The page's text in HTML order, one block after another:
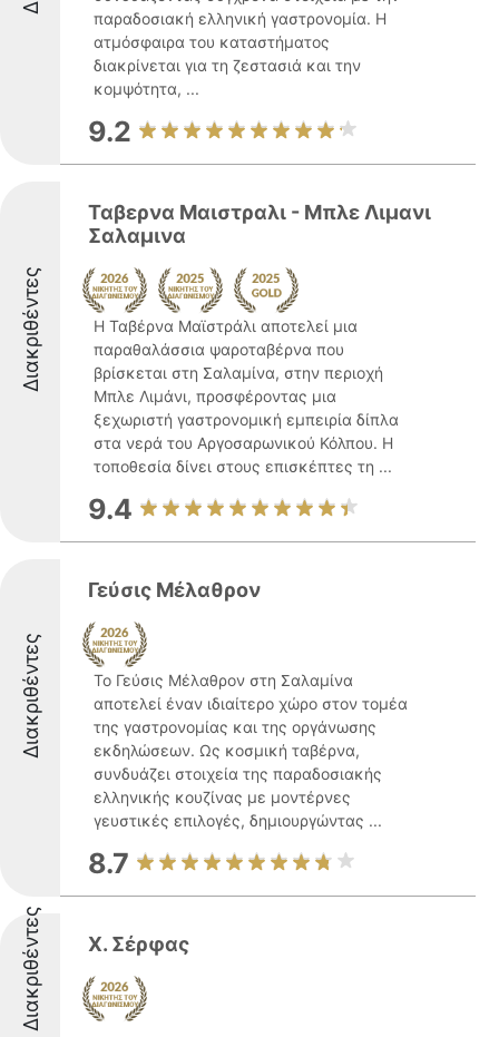
παραδοσιακή ελληνική γαστρονομία. Η
ατμόσφαιρα του καταστήματος
διακρίνεται για τη ζεστασιά και την
κομψότητα, ...
9.2
Διακριθέντες
Ταβερνα Μαιστραλι - Μπλε Λιμανι
Σαλαμινα
Η Ταβέρνα Μαϊστράλι αποτελεί μια
παραθαλάσσια ψαροταβέρνα που
βρίσκεται στη Σαλαμίνα, στην περιοχή
Μπλε Λιμάνι, προσφέροντας μια
ξεχωριστή γαστρονομική εμπειρία δίπλα
στα νερά του Αργοσαρωνικού Κόλπου. Η
τοποθεσία δίνει στους επισκέπτες τη ...
9.4
Διακριθέντες
Γεύσις Μέλαθρον
Το Γεύσις Μέλαθρον στη Σαλαμίνα
αποτελεί έναν ιδιαίτερο χώρο στον τομέα
της γαστρονομίας και της οργάνωσης
εκδηλώσεων. Ως κοσμική ταβέρνα,
συνδυάζει στοιχεία της παραδοσιακής
ελληνικής κουζίνας με μοντέρνες
γευστικές επιλογές, δημιουργώντας ...
8.7
Διακριθέντες Χ. Σέρφας